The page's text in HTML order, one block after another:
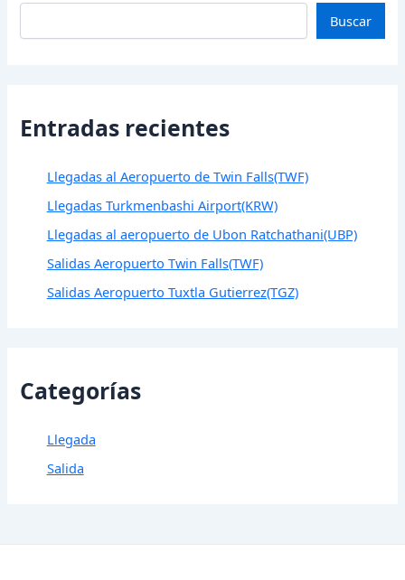
Buscar
Entradas recientes
Llegadas al Aeropuerto de Twin Falls(TWF)
Llegadas Turkmenbashi Airport(KRW)
Llegadas al aeropuerto de Ubon Ratchathani(UBP)
Salidas Aeropuerto Twin Falls(TWF)
Salidas Aeropuerto Tuxtla Gutierrez(TGZ)
Categorías
Llegada
Salida